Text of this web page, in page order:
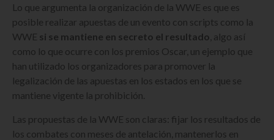
Lo que argumenta la organización de la WWE es que es
posible realizar apuestas de un evento con scripts como la
WWE si se mantiene en secreto el resultado , algo así
como lo que ocurre con los premios Oscar, un ejemplo que
han utilizado los organizadores para promover la
legalización de las apuestas en los estados en los que se
mantiene vigente la prohibición.
Las propuestas de la WWE son claras: fijar los resultados de
los combates con meses de antelación, mantenerlos en